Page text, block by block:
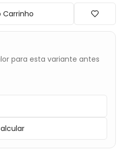
Carrinho
para esta variante antes